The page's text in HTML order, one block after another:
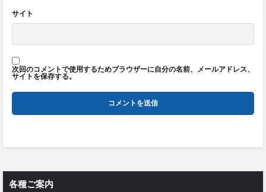
サイト
次回のコメントで使用するためブラウザーに自分の名前、メールアドレス、
サイトを保存する。
各種ご案内